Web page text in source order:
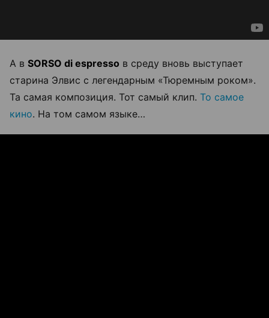
А в SORSO di espresso в среду вновь выступает
старина Элвис с легендарным «Тюремным роком».
Та самая композиция. Тот самый клип. То самое
кино. На том самом языке…